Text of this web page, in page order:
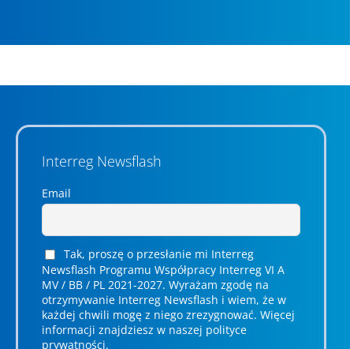
Interreg Newsflash
Email
Tak, proszę o przesłanie mi Interreg
Newsflash Programu Współpracy Interreg VI A
MV / BB / PL 2021-2027. Wyrażam zgodę na
otrzymywanie Interreg Newsflash i wiem, że w
każdej chwili mogę z niego zrezygnować. ­­Więcej
informacji znajdziesz w naszej polityce
prywatności.